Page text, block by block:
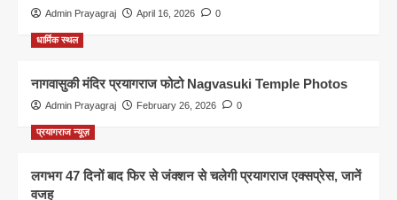
Admin Prayagraj April 16, 2026 0
धार्मिक स्थल
नागवासुकी मंदिर प्रयागराज फोटो Nagvasuki Temple Photos
Admin Prayagraj February 26, 2026 0
प्रयागराज न्यूज़
लगभग 47 दिनों बाद फिर से जंक्शन से चलेगी प्रयागराज एक्सप्रेस, जानें
वजह